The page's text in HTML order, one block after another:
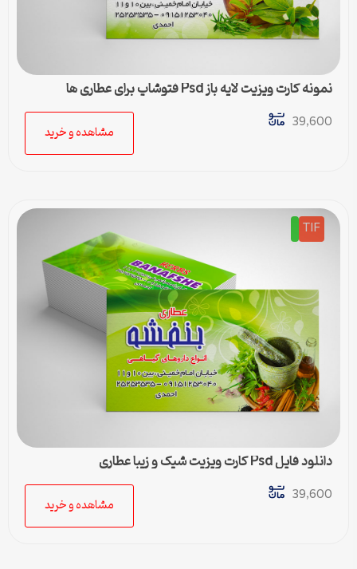
نمونه کارت ویزیت لایه باز Psd فتوشاپ برای عطاری ها
39,600
مشاهده و خرید
TIF
دانلود فایل Psd کارت ویزیت شیک و زیبا عطاری
39,600
مشاهده و خرید